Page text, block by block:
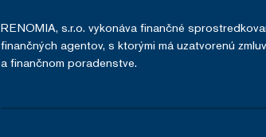
RENOMIA, s.r.o. vykonáva finančné
finančných agentov, s ktorými má uzatvorenú
a finančnom poradenstve.